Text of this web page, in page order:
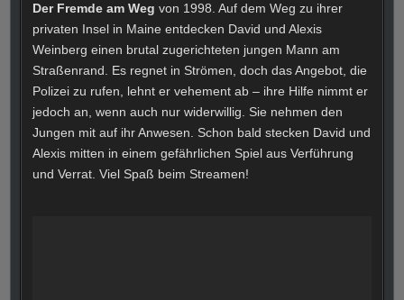
Der Fremde am Weg von 1998. Auf dem Weg zu ihrer
privaten Insel in Maine entdecken David und Alexis
Weinberg einen brutal zugerichteten jungen Mann am
Straßenrand. Es regnet in Strömen, doch das Angebot, die
Polizei zu rufen, lehnt er vehement ab – ihre Hilfe nimmt er
jedoch an, wenn auch nur widerwillig. Sie nehmen den
Jungen mit auf ihr Anwesen. Schon bald stecken David und
Alexis mitten in einem gefährlichen Spiel aus Verführung
und Verrat. Viel Spaß beim Streamen!